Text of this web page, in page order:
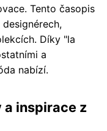
Tento časopis
Díky "la
a
nabízí.
a inspirace z